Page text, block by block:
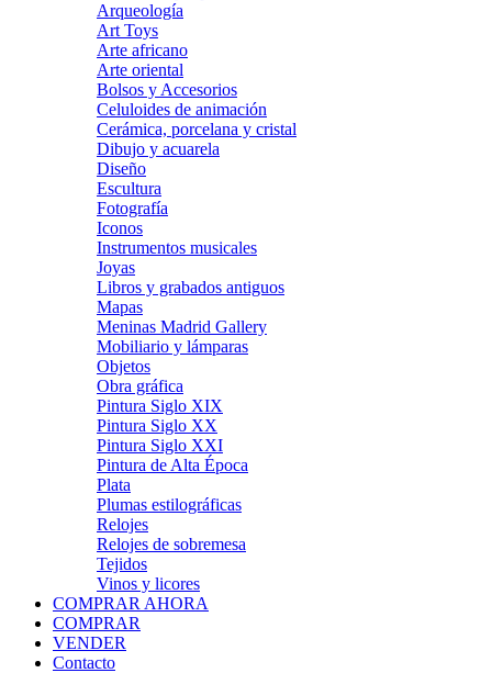
Arqueología
Art Toys
Arte africano
Arte oriental
Bolsos y Accesorios
Celuloides de animación
Cerámica, porcelana y cristal
Dibujo y acuarela
Diseño
Escultura
Fotografía
Iconos
Instrumentos musicales
Joyas
Libros y grabados antiguos
Mapas
Meninas Madrid Gallery
Mobiliario y lámparas
Objetos
Obra gráfica
Pintura Siglo XIX
Pintura Siglo XX
Pintura Siglo XXI
Pintura de Alta Época
Plata
Plumas estilográficas
Relojes
Relojes de sobremesa
Tejidos
Vinos y licores
COMPRAR AHORA
COMPRAR
VENDER
Contacto